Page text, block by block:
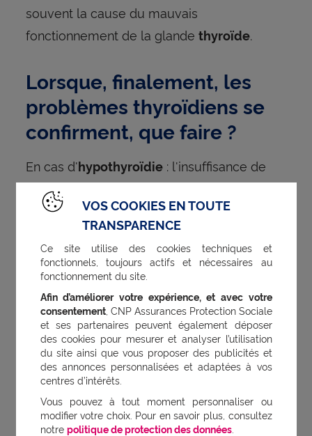
souvent la cause du mauvais
fonctionnement de la glande thyroïde.
Lorsque, finalement, les
problèmes thyroïdiens se
confirment, que faire ?
En cas d'hypothyroïdie: l'insuffisance de
production d'hormonesthyroïdienneest
comblée par une forme médicamenteuse
de la T4, dont les doses sont à adapter à
chaque cas. L'important étant bien sûr
d'éviter la bascule vers l'
cas d' hyperthyroïdie: la surproduction
hormonale peut être freinée par des
médicaments spécifiques : les
antithyroïdiens de synthèse, dont les effets
indésirables ne sont pas négligeables et
obligent à une surveillance stricte. Parfois, le
VOS COOKIES EN TOUTE
TRANSPARENCE
Ce site utilise des cookies techniques et
fonctionnels, toujours actifs et nécessaires au
fonctionnement du site.
Afin d’améliorer votre expérience, et avec votre
consentement, CNP Assurances Protection Sociale
et ses partenaires peuvent également déposer
des cookies pour mesurer et analyser l’utilisation
du site ainsi que vous proposer des publicités et
des annonces personnalisées et adaptées à vos
centres d’intérêts.
Vous pouvez à tout moment personnaliser ou
modifier votre choix. Pour en savoir plus, consultez
notre politique de protection des données.